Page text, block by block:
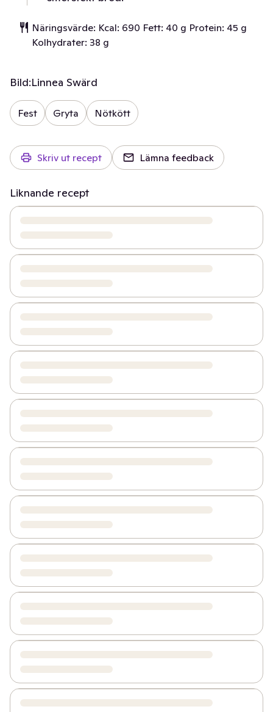
Näringsvärde: Kcal: 690 Fett: 40 g Protein: 45 g
Kolhydrater: 38 g
Bild:Linnea Swärd
Fest Gryta Nötkött
Skriv ut recept Lämna feedback
Liknande recept